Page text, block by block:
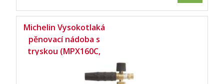
Michelin Vysokotlaká
pěnovací nádoba s
tryskou (MPX160C,